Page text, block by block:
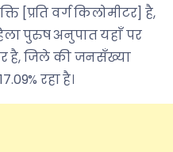
[प्रति वर्ग किलोमीटर] है,
पुरुष अनुपात यहाँ पर
है, जिले की जनसँख्या
रहा है।